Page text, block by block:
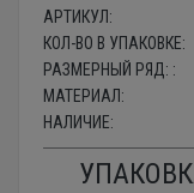
АРТИКУЛ:
КОЛ-ВО В УПАКОВКЕ:
РАЗМЕРНЫЙ РЯД: :
МАТЕРИАЛ:
НАЛИЧИЕ: